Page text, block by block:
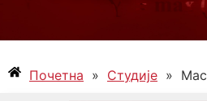
Почетна » Студије »